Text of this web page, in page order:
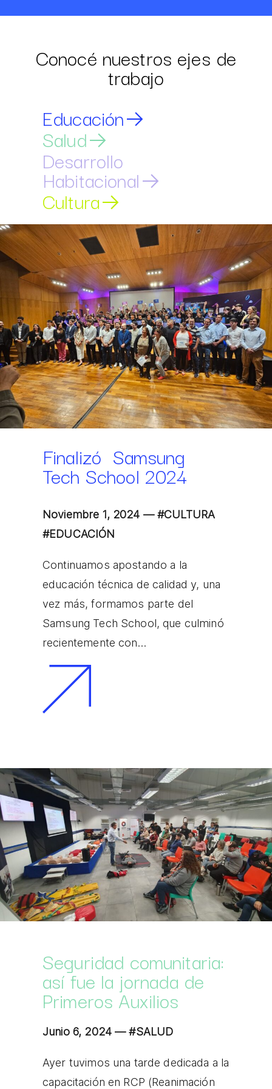
Conocé nuestros ejes de
trabajo
Educación
Salud
Desarrollo
Habitacional
Cultura
Finalizó Samsung
Tech School 2024
Noviembre 1, 2024 —#CULTURA
#EDUCACIÓN
Continuamos apostando a la
educación técnica de calidad y, una
vez más, formamos parte del
Samsung Tech School, que culminó
recientemente con…
Seguridad comunitaria:
así fue la jornada de
Primeros Auxilios
Junio 6, 2024 —#SALUD
Ayer tuvimos una tarde dedicada a la
capacitación en RCP (Reanimación